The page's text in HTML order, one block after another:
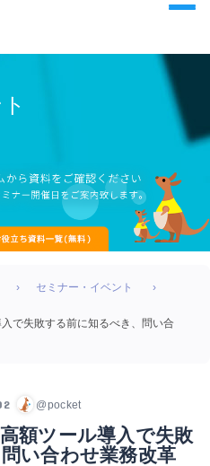
セミナー・イベント
で失敗する前に知るべき、問い合
@pocket
額ツール導入で失敗
い合わせ業務改革